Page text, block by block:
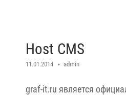
Host CMS
11.01.2014 admin
graf-it.ru является